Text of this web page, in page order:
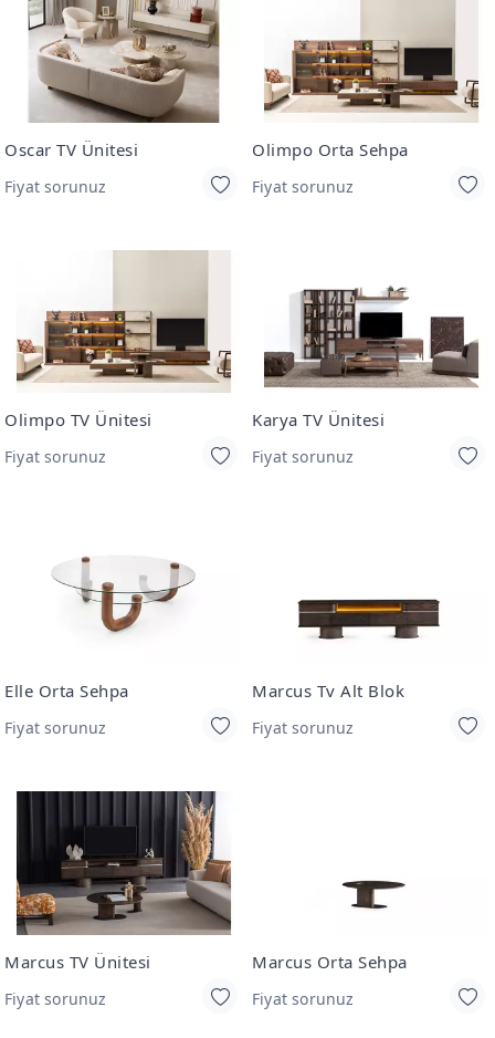
Oscar TV Ünitesi
Fiyat sorunuz
Olimpo Orta Sehpa
Fiyat sorunuz
Olimpo TV Ünitesi
Fiyat sorunuz
Karya TV Ünitesi
Fiyat sorunuz
Elle Orta Sehpa
Fiyat sorunuz
Marcus Tv Alt Blok
Fiyat sorunuz
Marcus TV Ünitesi
Fiyat sorunuz
Marcus Orta Sehpa
Fiyat sorunuz